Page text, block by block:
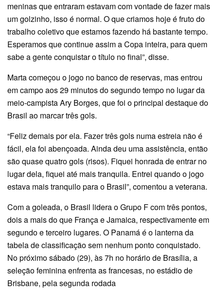
meninas que entraram estavam com vontade de fazer mais
um golzinho, isso é normal. O que criamos hoje é fruto do
trabalho coletivo que estamos fazendo há bastante tempo.
Esperamos que continue assim a Copa inteira, para quem
sabe a gente conquistar o título no final”, disse.
Marta começou o jogo no banco de reservas, mas entrou
em campo aos 29 minutos do segundo tempo no lugar da
meio-campista Ary Borges, que foi o principal destaque do
Brasil ao marcar três gols.
“Feliz demais por ela. Fazer três gols numa estreia não é
fácil, ela foi abençoada. Ainda deu uma assistência, então
são quase quatro gols (risos). Fiquei honrada de entrar no
lugar dela, fiquei até mais tranquila. Entrei quando o jogo
estava mais tranquilo para o Brasil”, comentou a veterana.
Com a goleada, o Brasil lidera o Grupo F com três pontos,
dois a mais do que França e Jamaica, respectivamente em
segundo e terceiro lugares. O Panamá é o lanterna da
tabela de classificação sem nenhum ponto conquistado.
No próximo sábado (29), às 7h no horário de Brasília, a
seleção feminina enfrenta as francesas, no estádio de
Brisbane, pela segunda rodada